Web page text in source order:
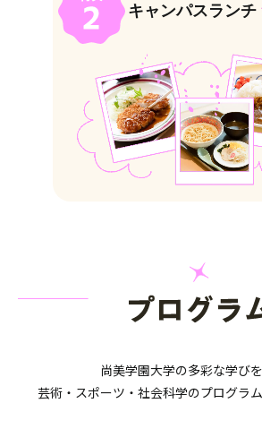
キャンパスランチ
尚美学園大学の多彩な学び
芸術・スポーツ・社会科学のプログラ